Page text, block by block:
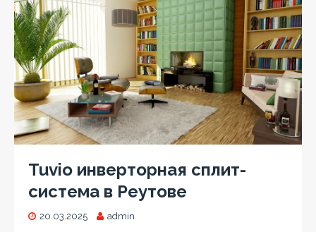
Tuvio инверторная сплит-
система в Реутове
20.03.2025 admin